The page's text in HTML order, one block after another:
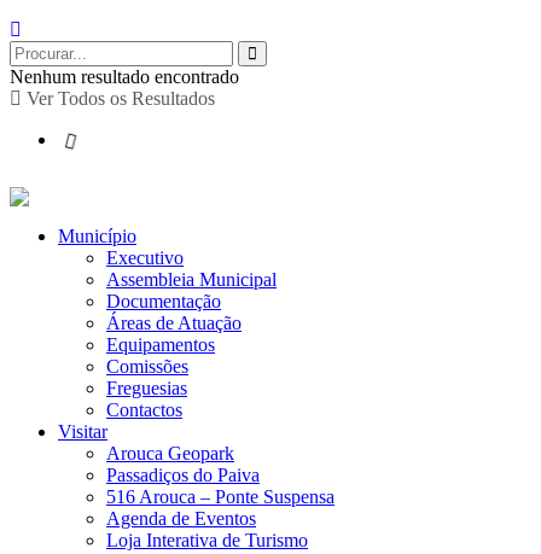
Nenhum resultado encontrado
Ver Todos os Resultados
Município
Executivo
Assembleia Municipal
Documentação
Áreas de Atuação
Equipamentos
Comissões
Freguesias
Contactos
Visitar
Arouca Geopark
Passadiços do Paiva
516 Arouca – Ponte Suspensa
Agenda de Eventos
Loja Interativa de Turismo